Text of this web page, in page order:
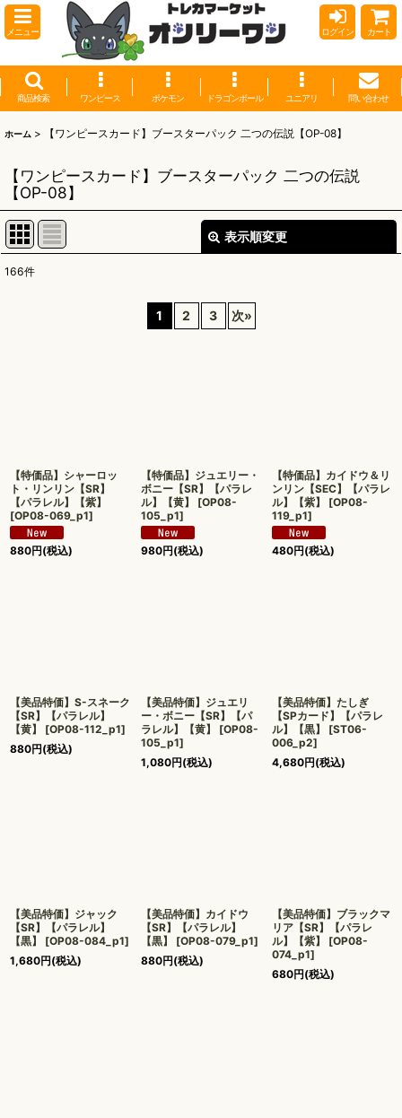
メニュー ログイン カート
商品検索 ワンピース ポケモン ドラゴンボール ユニアリ 問い合わせ
ホーム > 【ワンピースカード】ブースターパック 二つの伝説【OP-08】
【ワンピースカード】ブースターパック 二つの伝説
【OP-08】
表示順変更
166件
1 2 3 次»
【特価品】シャーロッ
ト・リンリン【SR】
【パラレル】【紫】
[OP08-069_p1]
880円(税込)
【特価品】ジュエリー・
ボニー【SR】【パラレ
ル】【黄】
[OP08-
105_p1]
980円(税込)
【特価品】カイドウ＆リ
ンリン【SEC】【パラレ
ル】【紫】
[OP08-
119_p1]
480円(税込)
【美品特価】S-スネーク
【SR】【パラレル】
【黄】
[OP08-112_p1]
880円(税込)
【美品特価】ジュエリ
ー・ボニー【SR】【パ
ラレル】【黄】
[OP08-
105_p1]
1,080円(税込)
【美品特価】たしぎ
【SPカード】【パラレ
ル】【黒】
[ST06-
006_p2]
4,680円(税込)
【美品特価】ジャック
【SR】【パラレル】
【黒】
[OP08-084_p1]
1,680円(税込)
【美品特価】カイドウ
【SR】【パラレル】
【黒】
[OP08-079_p1]
880円(税込)
【美品特価】ブラックマ
リア【SR】【パラレ
ル】【紫】
[OP08-
074_p1]
680円(税込)